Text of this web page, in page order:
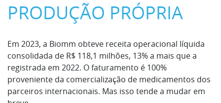
PRODUÇÃO PRÓPRIA
Em 2023, a Biomm obteve receita operacional líquida
consolidada de R$ 118,1 milhões, 13% a mais que a
registrada em 2022. O faturamento é 100%
proveniente da comercialização de medicamentos dos
parceiros internacionais. Mas isso tende a mudar em